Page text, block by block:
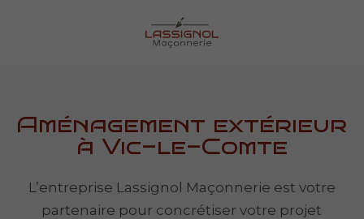
Aménagement extérieur
à Vic-le-Comte
L’entreprise Lassignol Maçonnerie est votre
partenaire pour concrétiser votre projet